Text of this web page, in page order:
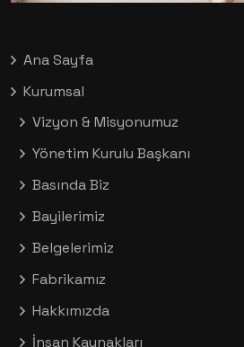
Ana Sayfa
Kurumsal
Vizyon & Misyonumuz
Yönetim Kurulu Başkanı
Basında Biz
Bayilerimiz
Belgelerimiz
Fabrikamız
Hakkımızda
İnsan Kaynakları